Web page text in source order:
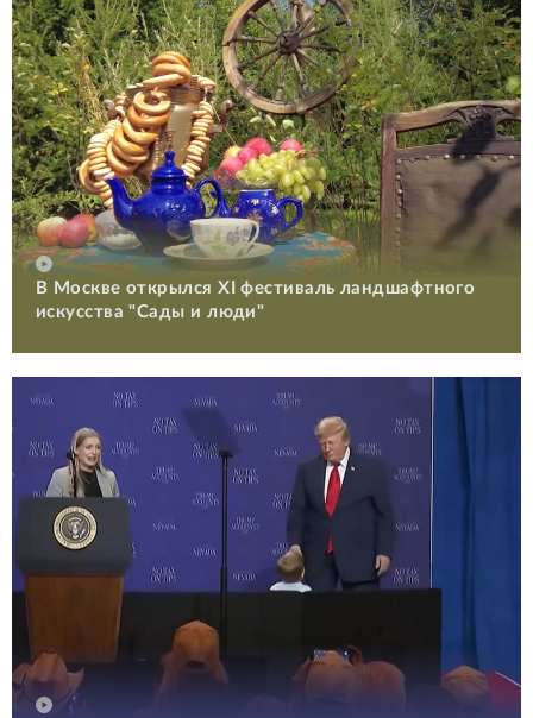
В Москве открылся XI фестиваль ландшафтного
искусства "Сады и люди"